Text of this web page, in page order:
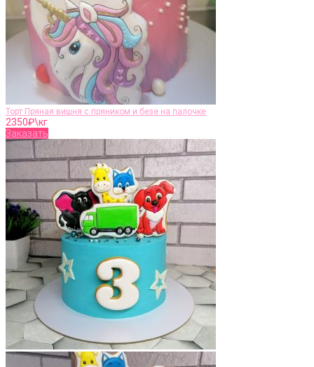
Торт Пряная вишня с пряником и безе на палочке
2350₽\кг
Заказать